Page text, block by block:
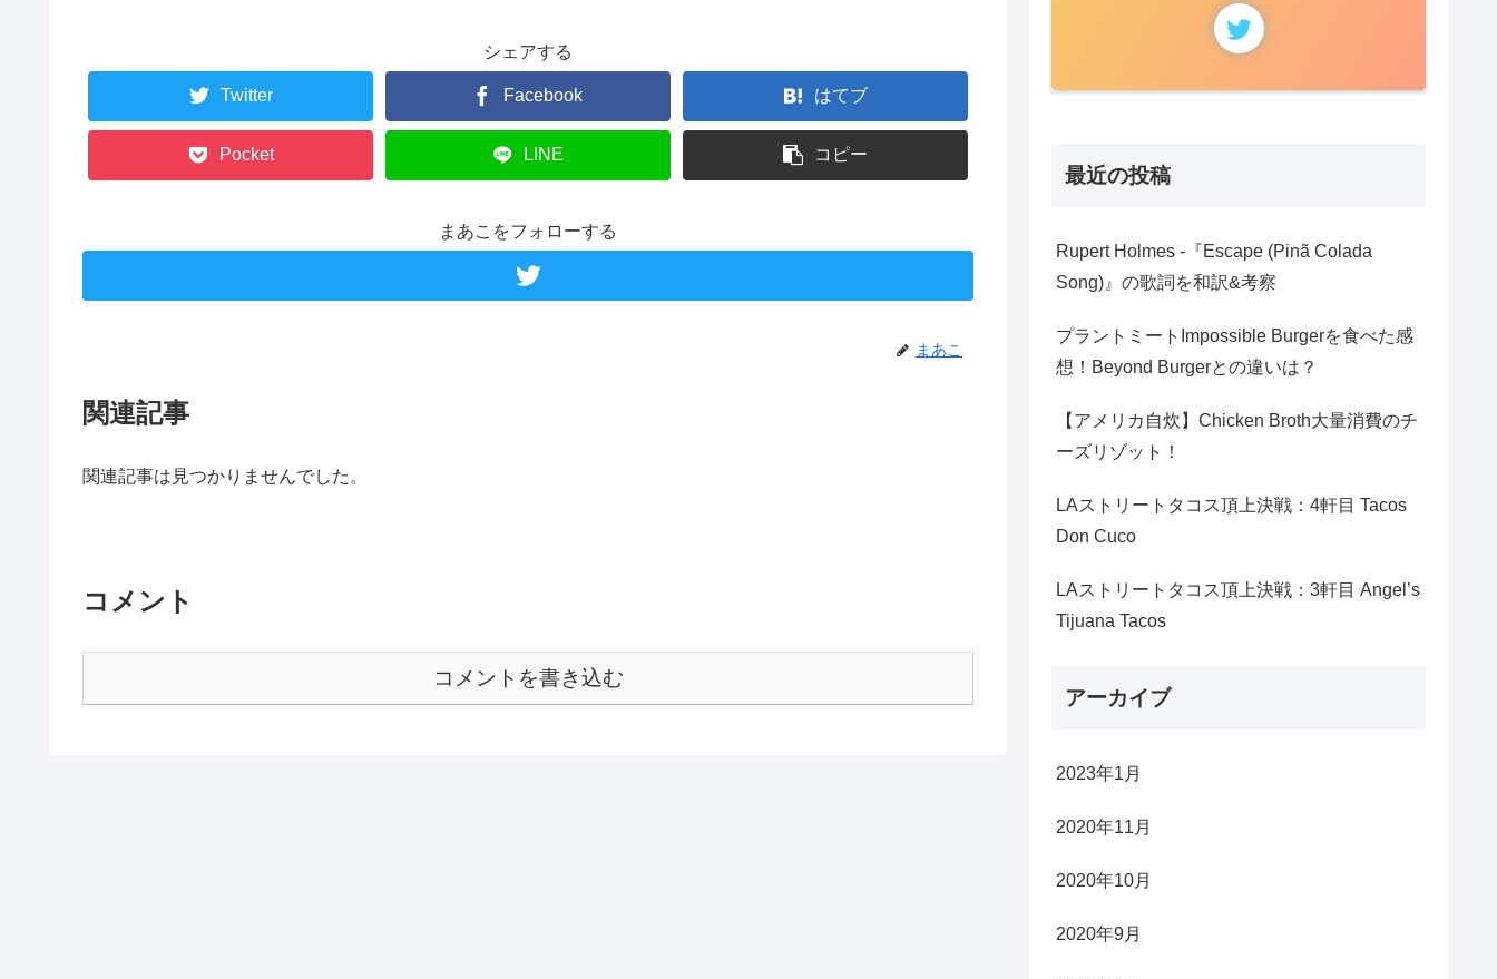
シェアする
Twitter Facebook はてブ
Pocket LINE コピー
まあこをフォローする
まあこ
関連記事
関連記事は見つかりませんでした。
コメント
コメントを書き込む
最近の投稿
Rupert Holmes -『Escape (Pinã Colada
Song)』の歌詞を和訳&考察
プラントミートImpossible Burgerを食べた感
想！Beyond Burgerとの違いは？
【アメリカ自炊】Chicken Broth大量消費のチ
ーズリゾット！
LAストリートタコス頂上決戦：4軒目 Tacos
Don Cuco
LAストリートタコス頂上決戦：3軒目 Angel’s
Tijuana Tacos
アーカイブ
2023年1月
2020年11月
2020年10月
2020年9月